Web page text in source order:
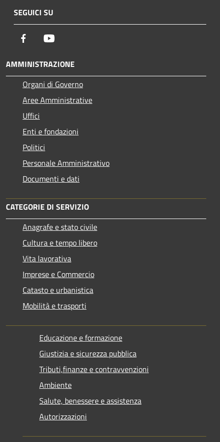
SEGUICI SU
Facebook
AMMINISTRAZIONE
Organi di Governo
Aree Amministrative
Uffici
Enti e fondazioni
Politici
Personale Amministrativo
Documenti e dati
CATEGORIE DI SERVIZIO
Anagrafe e stato civile
Cultura e tempo libero
Vita lavorativa
Imprese e Commercio
Catasto e urbanistica
Mobilità e trasporti
Educazione e formazione
Giustizia e sicurezza pubblica
Tributi,finanze e contravvenzioni
Ambiente
Salute, benessere e assistenza
Autorizzazioni